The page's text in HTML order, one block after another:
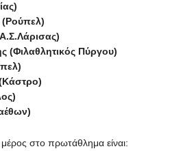
(Ρούπελ)
(Φιλαθλητικός Πύργου)
στο πρωτάθλημα είναι: